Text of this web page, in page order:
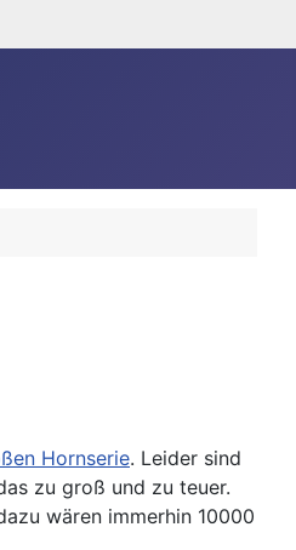
Hornserie. Leider sind
zu groß und zu teuer.
wären immerhin 10000